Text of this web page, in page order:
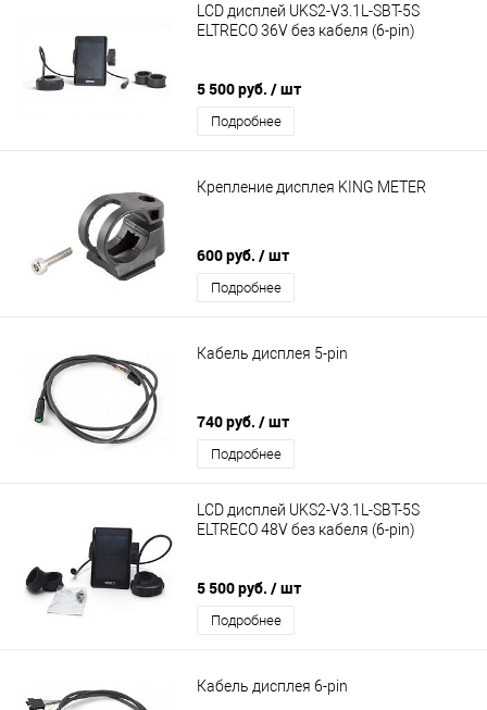
LCD дисплей UKS2-V3.1L-SBT-5S
ELTRECO 36V без кабеля (6-pin)
5 500 руб. / шт
Подробнее
Крепление дисплея KING METER
600 руб. / шт
Подробнее
Кабель дисплея 5-pin
740 руб. / шт
Подробнее
LCD дисплей UKS2-V3.1L-SBT-5S
ELTRECO 48V без кабеля (6-pin)
5 500 руб. / шт
Подробнее
Кабель дисплея 6-pin